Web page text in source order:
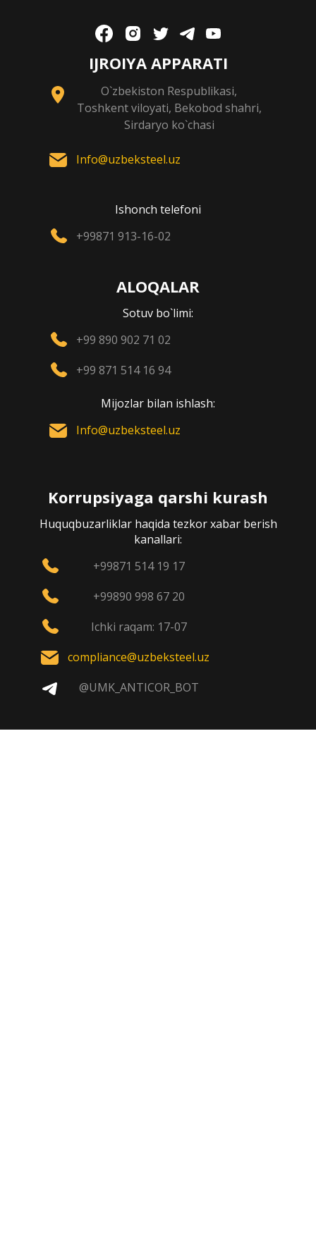
IJROIYA APPARATI
O`zbekiston Respublikasi,
Toshkent viloyati, Bekobod shahri,
Sirdaryo ko`chasi
Info@uzbeksteel.uz
Ishonch telefoni
+99871 913-16-02
ALOQALAR
Sotuv bo`limi:
+99 890 902 71 02
+99 871 514 16 94
Mijozlar bilan ishlash:
Info@uzbeksteel.uz
Korrupsiyaga qarshi kurash
Huquqbuzarliklar haqida tezkor xabar berish
kanallari:
+99871 514 19 17
+99890 998 67 20
Ichki raqam: 17-07
compliance@uzbeksteel.uz
@UMK_ANTICOR_BOT